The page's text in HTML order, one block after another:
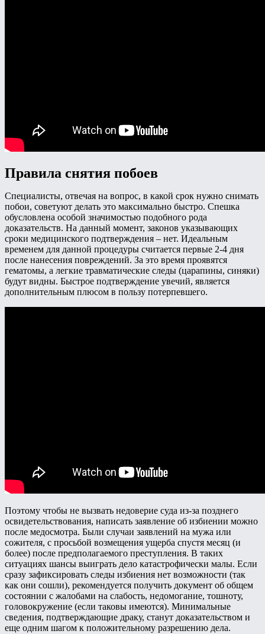
Правила снятия побоев
Специалисты, отвечая на вопрос, в какой срок нужно снимать
побои, советуют делать это максимально быстро. Спешка
обусловлена особой значимостью подобного рода
доказательств. На данный момент, законов указывающих
сроки медицинского подтверждения – нет. Идеальным
временем для данной процедуры считается первые 2-4 дня
после нанесения повреждений. За это время проявятся
гематомы, а легкие травматические следы (царапины, синяки)
будут видны. Быстрое подтверждение увечий, является
дополнительным плюсом в пользу потерпевшего.
Поэтому чтобы не вызвать недоверие суда из-за позднего
освидетельствования, написать заявление об избиении можно
после медосмотра. Были случаи заявлений на мужа или
сожителя, с просьбой возмещения ущерба спустя месяц (и
более) после предполагаемого преступления. В таких
ситуациях шансы выиграть дело катастрофически малы. Если
сразу зафиксировать следы избиения нет возможности (так
как они сошли), рекомендуется получить документ об общем
состоянии с жалобами на слабость, недомогание, тошноту,
головокружение (если таковы имеются). Минимальные
сведения, подтверждающие драку, станут доказательством и
еще одним шагом к положительному разрешению дела.